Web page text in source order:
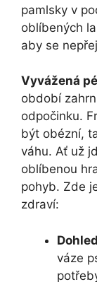
pamlsky v
oblíbených
aby se
Vyvážená
období
odpočinku.
být obézní,
váhu. Ať už
oblíbenou
pohyb. Zde
zdraví:
váze